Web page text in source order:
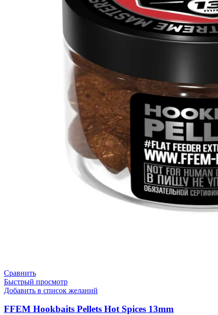
Сравнить
Быстрый просмотр
Добавить в список желаний
FFEM Hookbaits Pellets Hot Spices 13mm